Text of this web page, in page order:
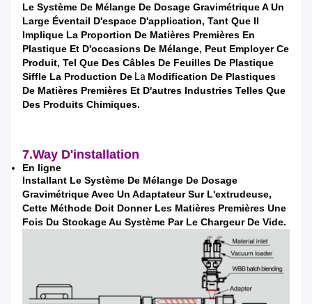
Le Système De Mélange De Dosage GravimétriqueA Un
Large Éventail D'espace D'application, Tant Que Il
Implique La Proportion De Matières Premières En
Plastique Et D'occasions De Mélange, Peut Employer Ce
Produit, Tel Que Des Câbles De Feuilles De Plastique
Siffle La Production De La Modification De Plastiques
De Matières Premières Et D'autres Industries Telles Que
Des Produits Chimiques.
7.Way D'installation
En ligne
Installant Le Système De Mélange De Dosage
Gravimétrique Avec Un Adaptateur Sur L'extrudeuse,
Cette Méthode Doit Donner Les Matières Premières Une
Fois Du Stockage Au Système Par Le Chargeur De Vide.